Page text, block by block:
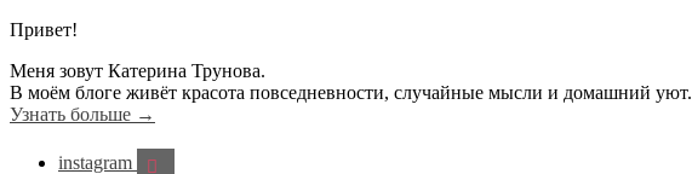
Привет!
Меня зовут Катерина Трунова.
В моём блоге живёт красота повседневности, случайные мысли и домашний уют.
Узнать больше →
instagram